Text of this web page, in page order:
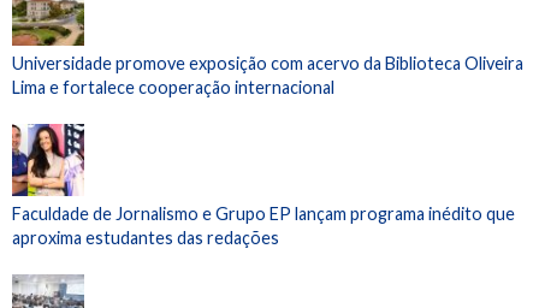
Universidade promove exposição com acervo da Biblioteca Oliveira
Lima e fortalece cooperação internacional
Faculdade de Jornalismo e Grupo EP lançam programa inédito que
aproxima estudantes das redações